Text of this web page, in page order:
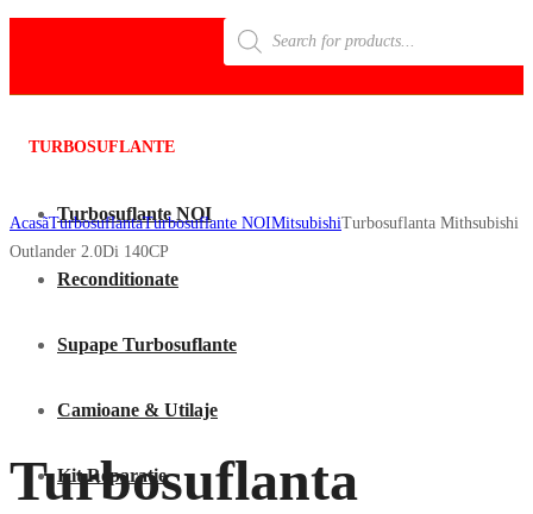
Products
search
TURBOSUFLANTE
Turbosuflante NOI
Reconditionate
Supape Turbosuflante
Camioane & Utilaje
Kit Reparatie
AcasãTurbosuflantaTurbosuflante NOIMitsubishiTurbosuflanta Mithsubishi
Outlander 2.0Di 140CP
Turbosuflanta